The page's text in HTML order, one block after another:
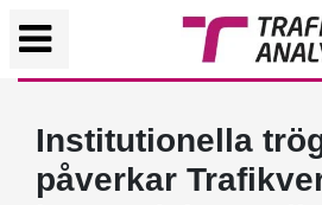
Institutionella
påverkar